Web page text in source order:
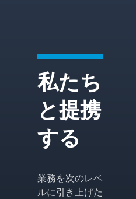
私たち
と提携
する
業務を次のレベ
ルに引き上げた